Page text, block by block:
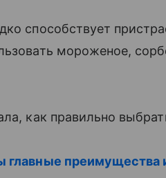
способствует
мороженое,
как правильно
главные преимущества